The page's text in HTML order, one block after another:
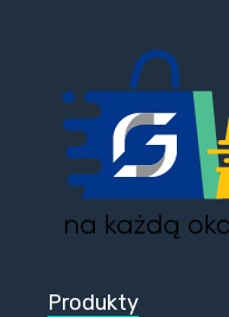
Produkty